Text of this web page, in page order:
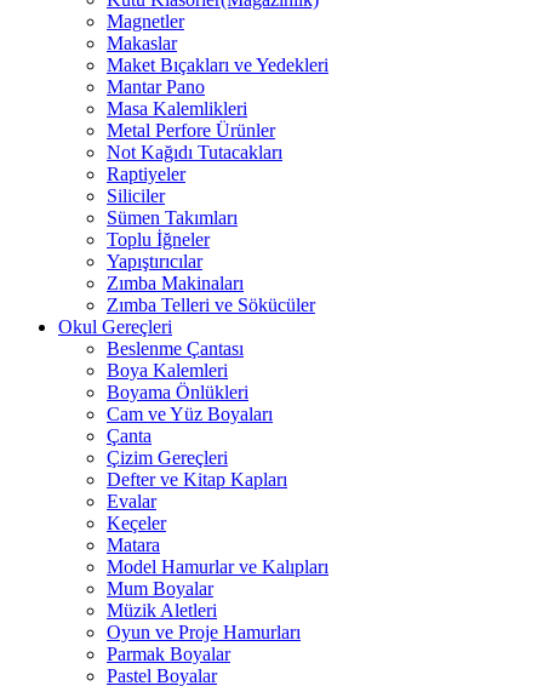
Magnetler
Makaslar
Maket Bıçakları ve Yedekleri
Mantar Pano
Masa Kalemlikleri
Metal Perfore Ürünler
Not Kağıdı Tutacakları
Raptiyeler
Siliciler
Sümen Takımları
Toplu İğneler
Yapıştırıcılar
Zımba Makinaları
Zımba Telleri ve Sökücüler
Okul Gereçleri
Beslenme Çantası
Boya Kalemleri
Boyama Önlükleri
Cam ve Yüz Boyaları
Çanta
Çizim Gereçleri
Defter ve Kitap Kapları
Evalar
Keçeler
Matara
Model Hamurlar ve Kalıpları
Mum Boyalar
Müzik Aletleri
Oyun ve Proje Hamurları
Parmak Boyalar
Pastel Boyalar